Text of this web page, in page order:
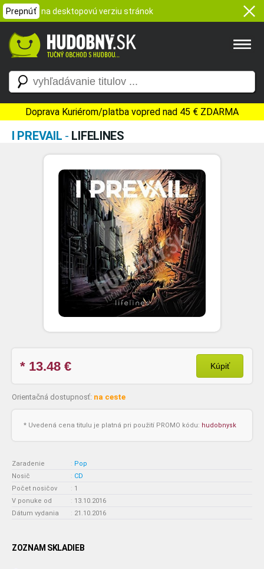
Prepnúť na desktopovú verziu stránok
Doprava Kuriérom/platba vopred nad 45 € ZDARMA
I PREVAIL - LIFELINES
* 13.48 € Kúpiť
Orientačná dostupnosť: na ceste
* Uvedená cena titulu je platná pri použití PROMO kódu: hudobnysk
Zaradenie : Pop
Nosič
: CD
Počet nosičov
: 1
V ponuke od
: 13.10.2016
Dátum vydania
: 21.10.2016
ZOZNAM SKLADIEB